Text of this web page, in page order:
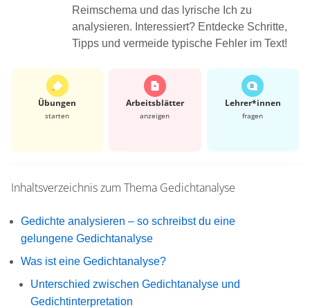
Reimschema und das lyrische Ich zu
analysieren. Interessiert? Entdecke Schritte,
Tipps und vermeide typische Fehler im Text!
Übungen
starten
Arbeits­blätter
anzeigen
Lehrer*​innen
fragen
Inhaltsverzeichnis zum Thema Gedichtanalyse
Gedichte analysieren – so schreibst du eine
gelungene Gedichtanalyse
Was ist eine Gedichtanalyse?
Unterschied zwischen Gedichtanalyse und
Gedichtinterpretation